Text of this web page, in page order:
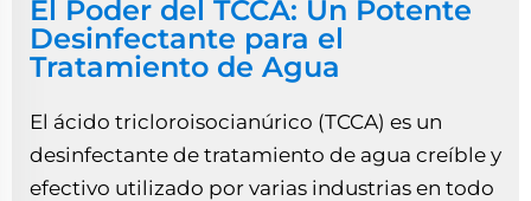
El Poder del TCCA: Un Potente
Desinfectante para el
Tratamiento de Agua
El ácido tricloroisocianúrico (TCCA) es un
desinfectante de tratamiento de agua creíble y
efectivo utilizado por varias industrias en todo